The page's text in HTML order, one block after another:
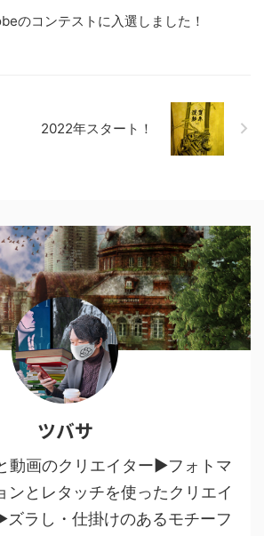
のコンテストに入選しました！
2022年スタート！
ツバサ
動画のクリエイター▶︎フォトマ
ンとレタッチを使ったクリエイ
ラし・仕掛けのあるモチーフ